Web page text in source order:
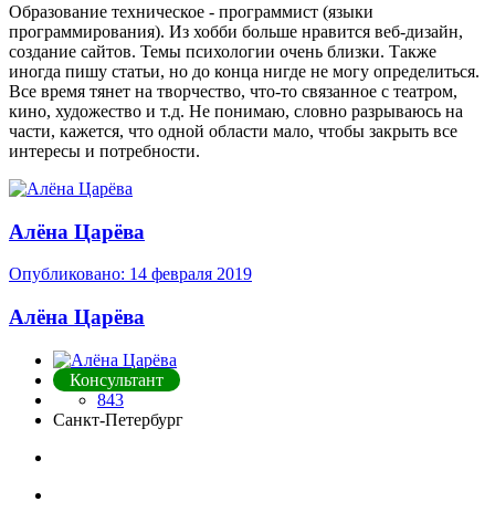
Образование техническое - программист (языки
программирования). Из хобби больше нравится веб-дизайн,
создание сайтов. Темы психологии очень близки. Также
иногда пишу статьи, но до конца нигде не могу определиться.
Все время тянет на творчество, что-то связанное с театром,
кино, художество и т.д. Не понимаю, словно разрываюсь на
части, кажется, что одной области мало, чтобы закрыть все
интересы и потребности.
Алёна Царёва
Опубликовано: 14 февраля 2019
Алёна Царёва
Консультант
843
Санкт-Петербург